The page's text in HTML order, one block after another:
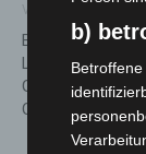
Betriebshof
Letzte
Oktober
b)